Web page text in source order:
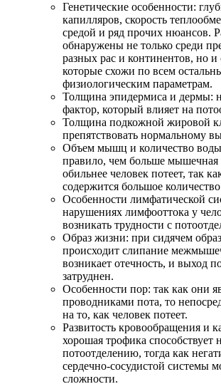
Генетические особенности:
капилляров, скорость
средой и ряд прочих нюансов.
обнаружены не только среди
разных рас и континентов, но и
которые схожи по всем
физиологическим параметрам.
Толщина эпидермиса и дермы:
фактор, который влияет на
Толщина подкожной жировой
препятствовать нормальному
Объем мышц и количество
правило, чем больше мышечная
обильнее человек потеет, так
содержится большое
Особенности лимфатической
нарушениях лимфооттока у
возникать трудности с
Образ жизни: при сидячем
происходит слипание
возникает отечность, и выход
затруднен.
Особенности пор: так как они
проводниками пота, то
на то, как человек потеет.
Развитость кровообращения и
хорошая трофика способствует
потоотделению, тогда как
сердечно-сосудистой системы
сложности.